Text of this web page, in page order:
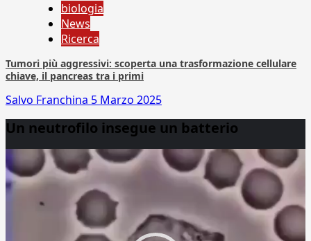
biologia
News
Ricerca
Tumori più aggressivi: scoperta una trasformazione cellulare
chiave, il pancreas tra i primi
Salvo Franchina 5 Marzo 2025
Un neutrofilo insegue un batterio
Player